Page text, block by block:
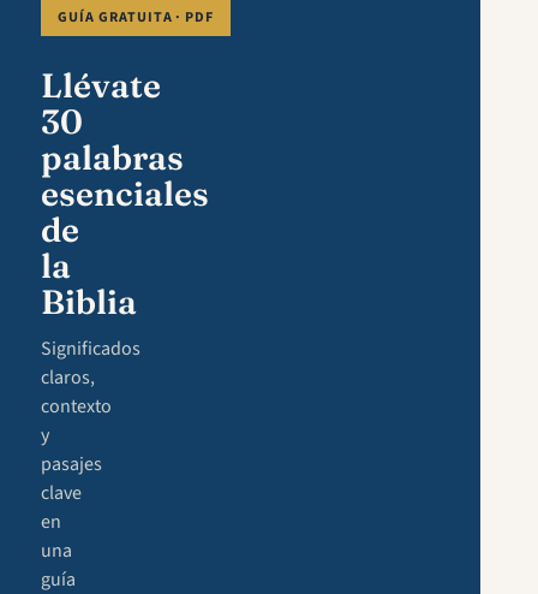
GUÍA GRATUITA · PDF
Llévate
30
palabras
esenciales
de
la
Biblia
Significados
claros,
contexto
y
pasajes
clave
en
una
guía